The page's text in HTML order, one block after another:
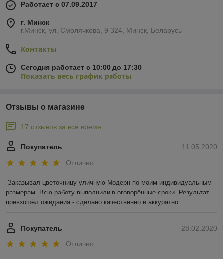
Работает с 07.09.2017
г. Минск
г.Минск, ул. Смолячкова, 9-324, Минск, Беларусь
Контакты
Сегодня работает с 10:00 до 17:30
Показать весь график работы
Отзывы о магазине
17 отзывов за всё время
11.05.2020
Покупатель
Отлично
Заказывал цветочницу уличную Модерн по моим индивидуальным
размерам. Всю работу выполнили в оговорённые сроки. Результат
превзошёл ожидания - сделано качественно и аккуратно.
28.02.2020
Покупатель
Отлично